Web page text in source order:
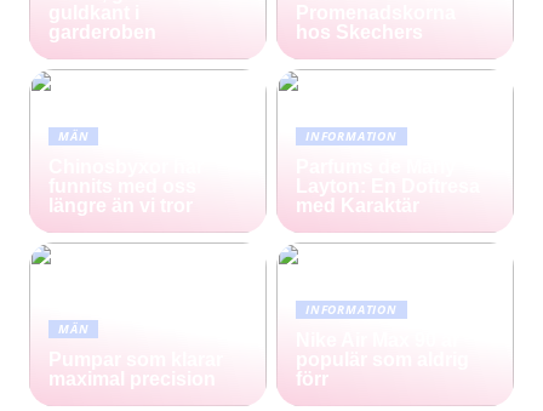
garderoben
Promenadskorna
hos Skechers
MÄN
funnits med oss
längre än vi tror
INFORMATION
med Karaktär
MÄN
Pumpar som klarar
maximal precision
INFORMATION
förr